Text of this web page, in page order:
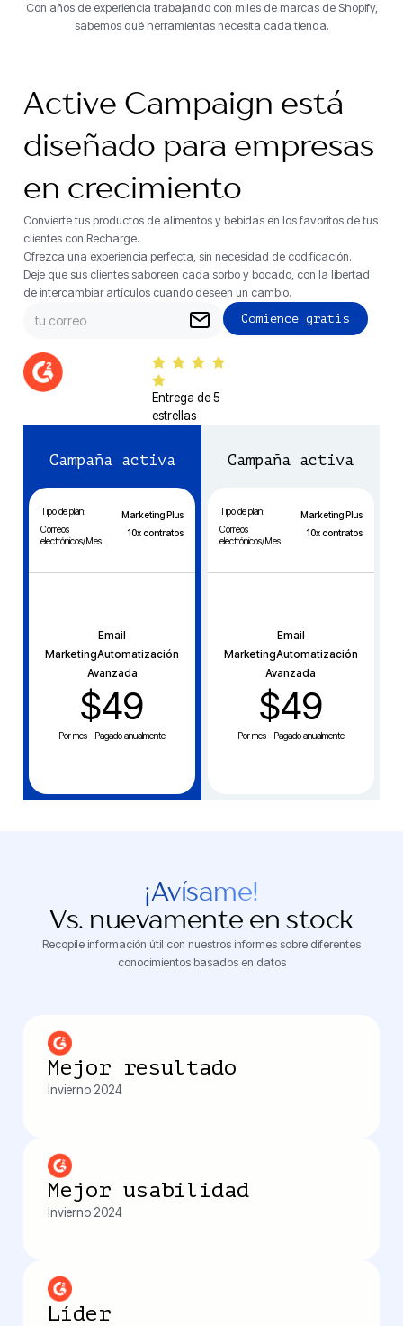
Con años de experiencia trabajando con miles de marcas de Shopify,
sabemos qué herramientas necesita cada tienda.
Active Campaign está
diseñado para empresas
en crecimiento
Convierte tus productos de alimentos y bebidas en los favoritos de tus
clientes con Recharge.
Ofrezca una experiencia perfecta, sin necesidad de codificación.
Deje que sus clientes saboreen cada sorbo y bocado, con la libertad
de intercambiar artículos cuando deseen un cambio.
Entrega de 5
estrellas
Campaña activa
Tipo de plan:
Marketing Plus
Correos
electrónicos/Mes
10x contratos
Email
MarketingAutomatización
Avanzada
$49
Por mes - Pagado anualmente
Campaña activa
Tipo de plan:
Marketing Plus
Correos
electrónicos/Mes
10x contratos
Email
MarketingAutomatización
Avanzada
$49
Por mes - Pagado anualmente
¡Avísame!
Vs. nuevamente en stock
Recopile información útil con nuestros informes sobre diferentes
conocimientos basados ​​en datos
Mejor resultado
Invierno 2024
Mejor usabilidad
Invierno 2024
Líder